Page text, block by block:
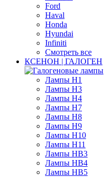
Ford
Haval
Honda
Hyundai
Infiniti
Смотреть все
КСЕНОН | ГАЛОГЕН
Лампы H1
Лампы H3
Лампы H4
Лампы H7
Лампы H8
Лампы H9
Лампы H10
Лампы H11
Лампы HB3
Лампы HB4
Лампы HB5